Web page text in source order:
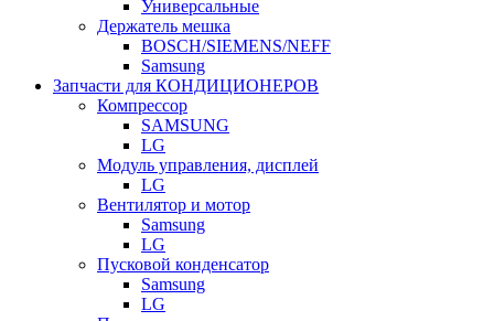
Универсальные
Держатель мешка
BOSCH/SIEMENS/NEFF
Samsung
Запчасти для КОНДИЦИОНЕРОВ
Компрессор
SAMSUNG
LG
Модуль управления, дисплей
LG
Вентилятор и мотор
Samsung
LG
Пусковой конденсатор
Samsung
LG